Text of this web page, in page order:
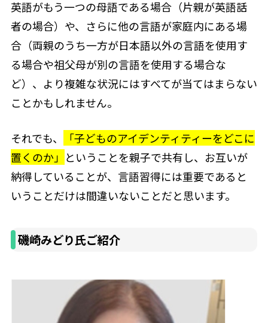
英語がもう一つの母語である場合（片親が英語話
者の場合）や、さらに他の言語が家庭内にある場
合（両親のうち一方が日本語以外の言語を使用す
る場合や祖父母が別の言語を使用する場合な
ど）、より複雑な状況にはすべてが当てはまらない
ことかもしれません。
それでも、
「子どものアイデンティティーをどこに
置くのか」 ということを親子で共有し、お互いが
納得していることが、言語習得には重要であると
いうことだけは間違いないことだと思います。
磯崎みどり氏ご紹介